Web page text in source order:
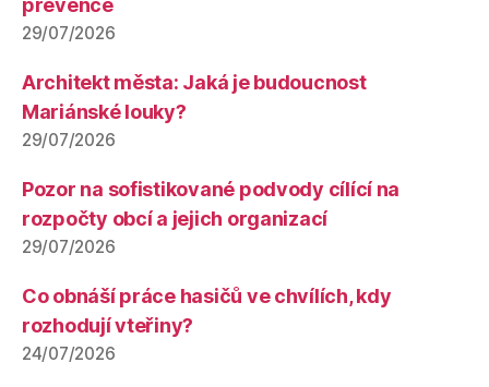
prevence
29/07/2026
Architekt města: Jaká je budoucnost
Mariánské louky?
29/07/2026
Pozor na sofistikované podvody cílící na
rozpočty obcí a jejich organizací
29/07/2026
Co obnáší práce hasičů ve chvílích, kdy
rozhodují vteřiny?
24/07/2026